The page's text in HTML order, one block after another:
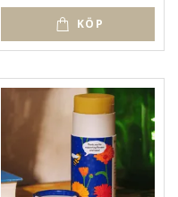
KÖP